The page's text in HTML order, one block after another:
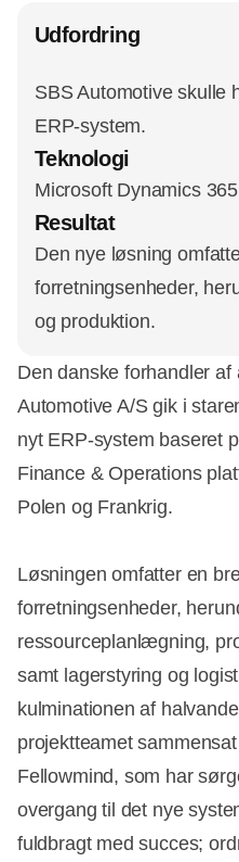
Udfordring
SBS Automotive skulle
ERP-system.
Teknologi
Microsoft Dynamics
Resultat
Den nye løsning
forretningsenheder,
og produktion.
Den danske forhandler
Automotive A/S gik i
nyt ERP-system baseret
Finance & Operations
Polen og Frankrig.
Løsningen omfatter en
forretningsenheder,
ressourceplanlægning,
samt lagerstyring og
kulminationen af
projektteamet
Fellowmind, som har
overgang til det nye
fuldbragt med succes;